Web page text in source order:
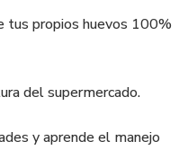
tus propios huevos 100%
del supermercado.
y aprende el manejo